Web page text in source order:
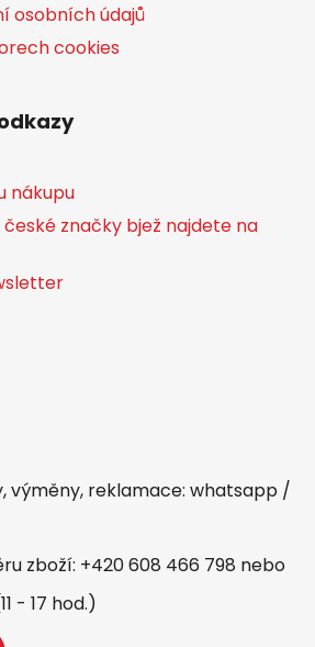
osobních údajů
cookies
nákupu
značky bjež najdete na
výměny, reklamace: whatsapp /
zboží: +420 608 466 798 nebo
- 17 hod.)